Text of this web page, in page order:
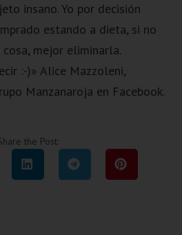
insano. Yo por decisión
estando a dieta, si no
mejor eliminarla.
:-)» Alice Mazzoleni,
Manzanaroja en Facebook.
the Post: